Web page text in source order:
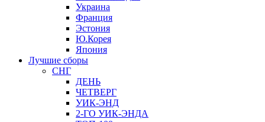
Украина
Франция
Эстония
Ю.Корея
Япония
Лучшие сборы
СНГ
ДЕНЬ
ЧЕТВЕРГ
УИК-ЭНД
2-ГО УИК-ЭНДА